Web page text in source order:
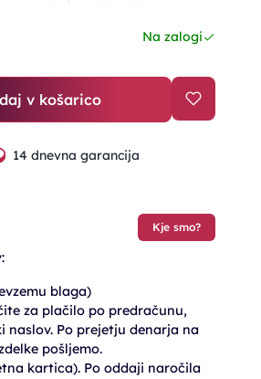
Na zalogi
v košarico
14 dnevna garancija
Kje smo?
blaga)
za plačilo po predračunu,
naslov. Po prejetju denarja na
pošljemo.
kartica). Po oddaji naročila